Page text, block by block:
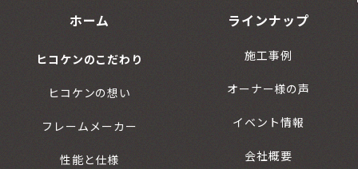
ホーム
ヒコケンのこだわり
ヒコケンの想い
フレームメーカー
性能と仕様
ラインナップ
施工事例
オーナー様の声
イベント情報
会社概要